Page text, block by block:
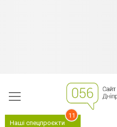
Наші спецпроєкти
11